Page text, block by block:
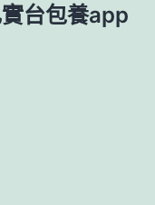
台包養app